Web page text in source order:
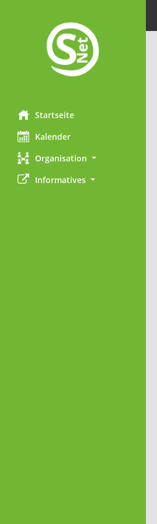
Startseite
Kalender
Organisation
Informatives